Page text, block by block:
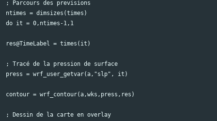
; Parcours des previsions
ntimes = dimsizes(times)
do it = 0,ntimes-1,1
res@TimeLabel = times(it)
; Tracé de la pression de surface
press = wrf_user_getvar(a,"slp", it)
contour = wrf_contour(a,wks,press,res)
; Dessin de la carte en overlay